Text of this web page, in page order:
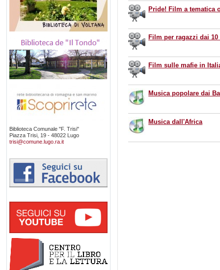
Biblioteca Comunale "F. Trisi"
Piazza Trisi, 19 - 48022 Lugo
trisi@comune.lugo.ra.it
Pride! Film a tematica
Film per ragazzi dai 10
Film sulle mafie in
Musica popolare dai
Musica dall'Africa